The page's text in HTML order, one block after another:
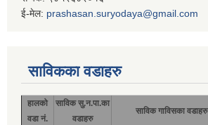
ई-मेल: prashasan.suryodaya@gmail.com
साविकका वडाहरु
हालको
वडा नं.
साविक सु.न.पा.का
वडाहरु
साविक गाविसका वडाहरु